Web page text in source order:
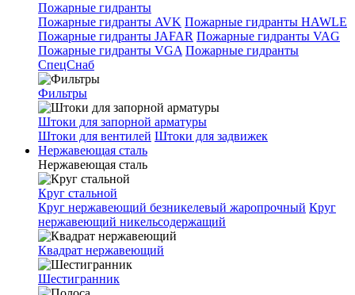
Пожарные гидранты
Пожарные гидранты AVK Пожарные гидранты HAWLE
Пожарные гидранты JAFAR Пожарные гидранты VAG
Пожарные гидранты VGA Пожарные гидранты
СпецСнаб
Фильтры
Штоки для запорной арматуры
Штоки для вентилей Штоки для задвижек
Нержавеющая сталь
Нержавеющая сталь
Круг стальной
Круг нержавеющий безникелевый жаропрочный Круг
нержавеющий никельсодержащий
Квадрат нержавеющий
Шестигранник